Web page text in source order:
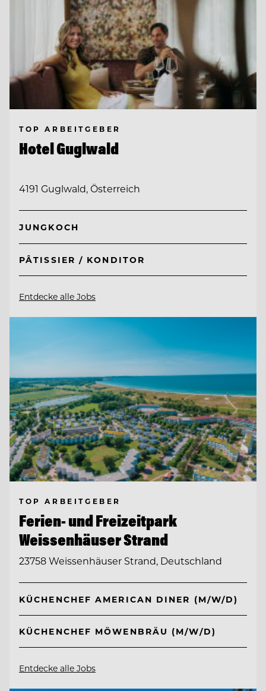
TOP ARBEITGEBER
Hotel Guglwald
4191 Guglwald, Österreich
JUNGKOCH
PÂTISSIER / KONDITOR
Entdecke alle Jobs
TOP ARBEITGEBER
Ferien- und Freizeitpark
Weissenhäuser Strand
23758 Weissenhäuser Strand, Deutschland
KÜCHENCHEF AMERICAN DINER (M/W/D)
KÜCHENCHEF MÖWENBRÄU (M/W/D)
Entdecke alle Jobs